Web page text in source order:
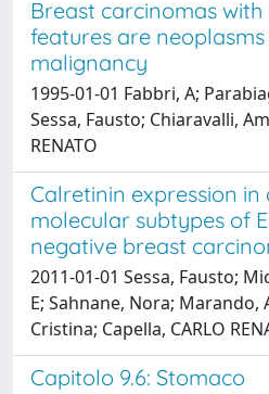
Breast carcinomas
features are
malignancy
1995-01-01 Fabbri, A;
Sessa, Fausto; Chiaravalli,
RENATO
Calretinin expression
molecular subtypes of
negative breast
2011-01-01 Sessa, Fausto;
E; Sahnane, Nora; Marando,
Cristina; Capella, CARLO
Capitolo 9.6: Stomaco